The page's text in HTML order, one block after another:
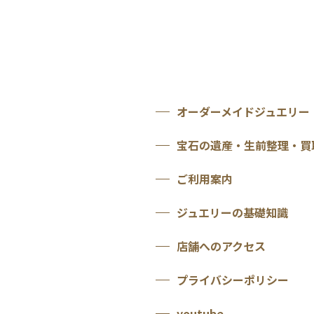
オーダーメイドジュエリー
宝石の遺産・生前整理・
ご利用案内
ジュエリーの基礎知識
店舗へのアクセス
プライバシーポリシー